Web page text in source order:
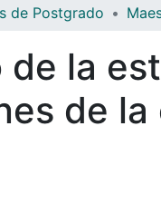
de Postgrado
de la
de la